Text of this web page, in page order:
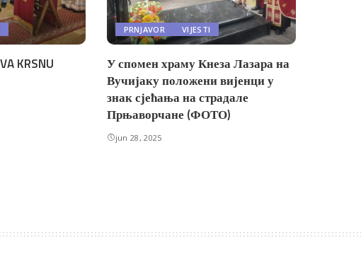
KRSNU
PRNJAVOR VIJESTI
У спомен храму Кнеза Лазара на
Вучијаку положени вијенци у
знак сјећања на страдале
Прњаворчане (ФОТО)
jun 28, 2025